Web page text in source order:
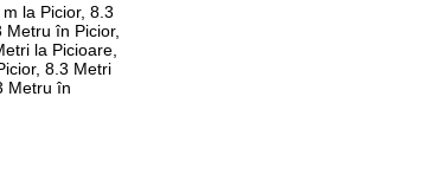
la Picior, 8.3
în Picior,
la Picioare,
8.3 Metri
Metru în